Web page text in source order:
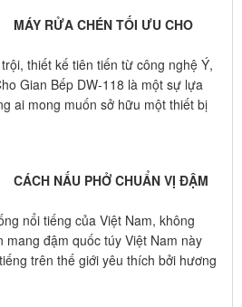
MÁY RỬA CHÉN TỐI ƯU CHO
thiết kế tiên tiến từ công nghệ Ý,
Gian Bếp DW-118 là một sự lựa
ai mong muốn sở hữu một thiết bị
CÁCH NẤU PHỞ CHUẨN VỊ ĐẬM
nổi tiếng của Việt Nam, không
đậm quốc túy Việt Nam này
trên thế giới yêu thích bởi hương